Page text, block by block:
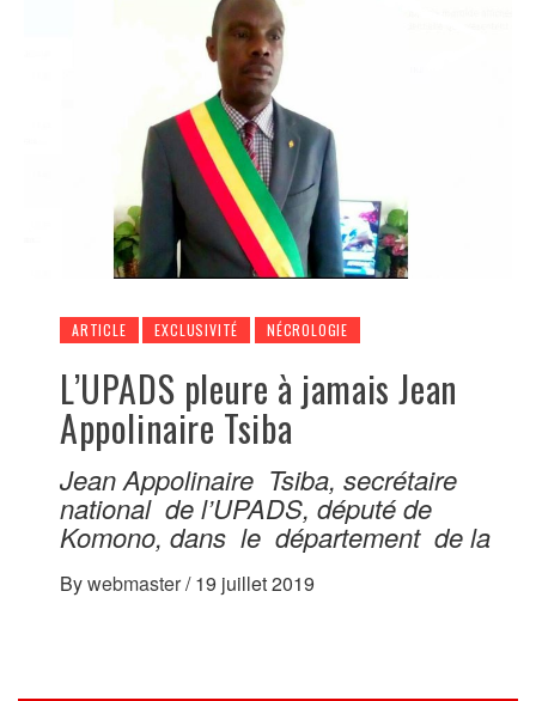
ARTICLE EXCLUSIVITÉ NÉCROLOGIE
L’UPADS pleure à jamais Jean
Appolinaire Tsiba
Jean Appolinaire Tsiba, secrétaire
national de l’UPADS, député de
Komono, dans le département de la
Bywebmaster/ 19 juillet 2019